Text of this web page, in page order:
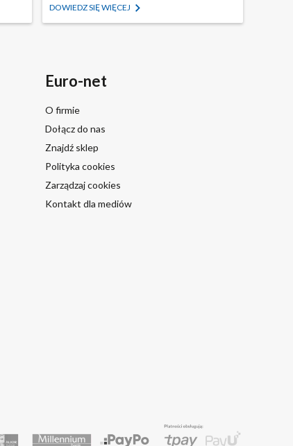
DOWIEDZ SIĘ WIĘCEJ
Euro-net
O firmie
Dołącz do nas
Znajdź sklep
Polityka cookies
Zarządzaj cookies
Kontakt dla mediów